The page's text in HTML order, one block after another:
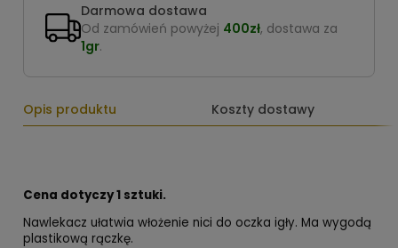
Darmowa dostawa
Od zamówień powyżej 400zł, dostawa za
1gr.
Opis produktu Koszty dostawy
Cena dotyczy 1 sztuki.
Nawlekacz ułatwia włożenie nici do oczka igły. Ma wygodą
plastikową rączkę.